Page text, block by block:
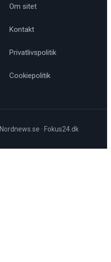
Om sitet
Kontakt
Privatlivspolitik
Cookiepolitik
Nordnews.se · Fokus24.dk